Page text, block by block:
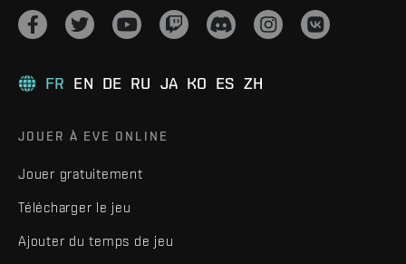
FR EN DE RU JA KO ES ZH
JOUER À EVE ONLINE
Jouer gratuitement
Télécharger le jeu
Ajouter du temps de jeu